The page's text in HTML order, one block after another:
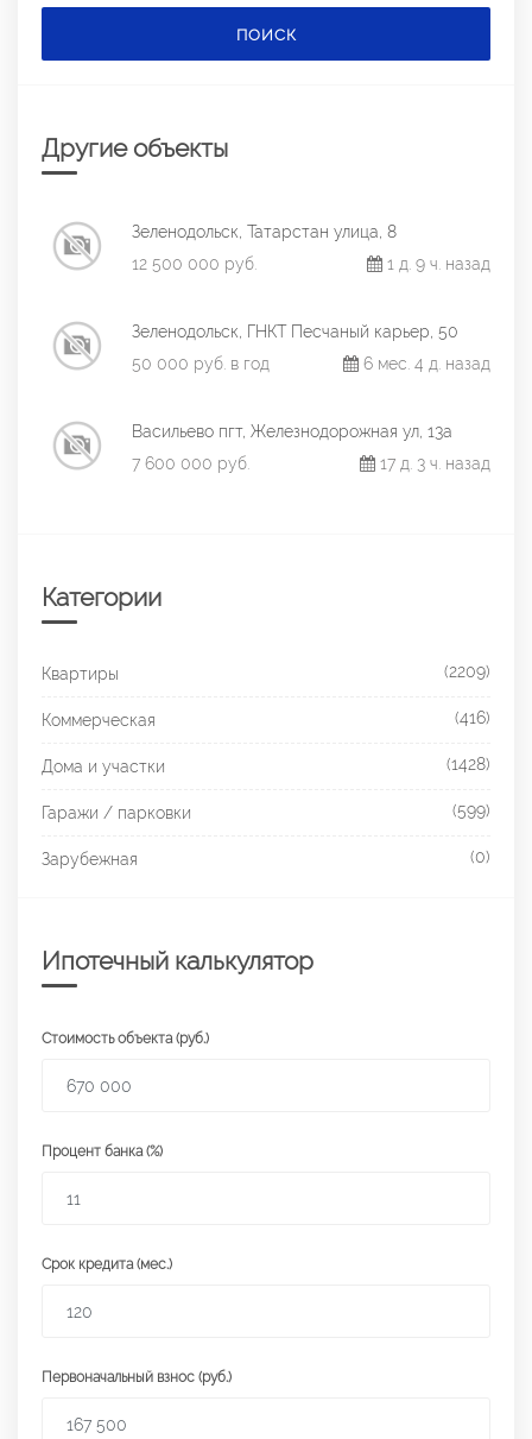
ПОИСК
Другие объекты
Зеленодольск, Татарстан улица, 8
12 500 000 руб.
1 д. 9 ч. назад
Зеленодольск, ГНКТ Песчаный карьер, 50
50 000 руб. в год
6 мес. 4 д. назад
Васильево пгт, Железнодорожная ул, 13а
7 600 000 руб.
17 д. 3 ч. назад
Категории
Квартиры (2209)
Коммерческая (416)
Дома и участки (1428)
Гаражи / парковки (599)
Зарубежная (0)
Ипотечный калькулятор
Стоимость объекта (руб.)
Процент банка (%)
Срок кредита (мес.)
Первоначальный взнос (руб.)